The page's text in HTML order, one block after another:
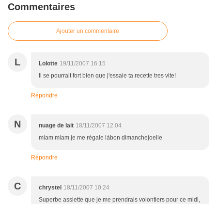
Commentaires
Ajouter un commentaire
L Lolotte 19/11/2007 16:15
Il se pourrait fort bien que j'essaie ta recette tres vite!
Répondre
N nuage de lait 18/11/2007 12:04
miam miam je me régale làbon dimanchejoelle
Répondre
C chrystel 18/11/2007 10:24
Superbe assiette que je me prendrais volontiers pour ce midi,